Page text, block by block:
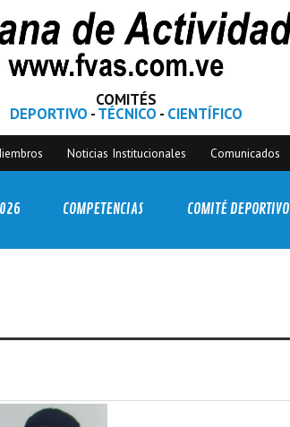
COMITÉS
DEPORTIVO -TÉCNICO - CIENTÍFICO
Noticias Institucionales Comunicados
COMPETENCIAS COMITÉ DEPORTIVO